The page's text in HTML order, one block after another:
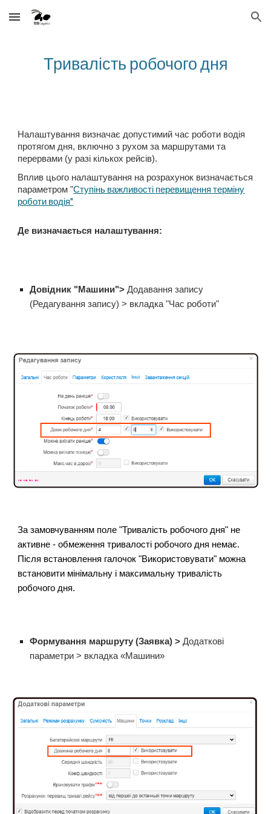
Skip to main content Skip to navigation
Тривалість робочого дня
Налаштування визначає допустимий час роботи водія
протягом дня, включно з рухом за маршрутами та
перервами (у разі кількох рейсів).
Вплив цього налаштування на розрахунок визначається
параметром "Ступінь важливості перевищення терміну
роботи водія"
Де визначається налаштування:
Довідник "Машини">Додавання запису
(Редагування запису) > вкладка "Час роботи"
За замовчуванням поле "Тривалість робочого дня" не
активне - обмеження тривалості робочого дня немає.
Після встановлення галочок "Використовувати" можна
встановити мінімальну і максимальну тривалість
робочого дня.
Формування маршруту (Заявка) > Додаткові
параметри > вкладка «Машини»